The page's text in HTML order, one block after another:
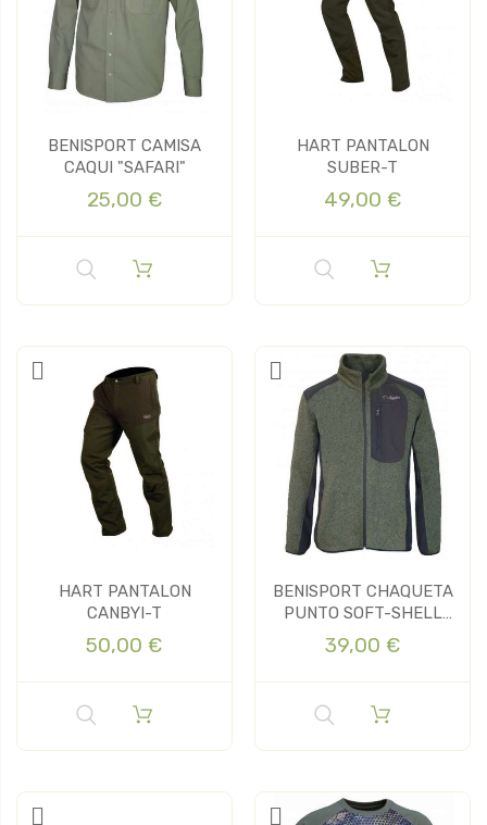
BENISPORT CAMISA
CAQUI "SAFARI"
25,00 €
HART PANTALON
SUBER-T
49,00 €
HART PANTALON
CANBYI-T
50,00 €
BENISPORT CHAQUETA
PUNTO SOFT-SHELL
ARAL
39,00 €